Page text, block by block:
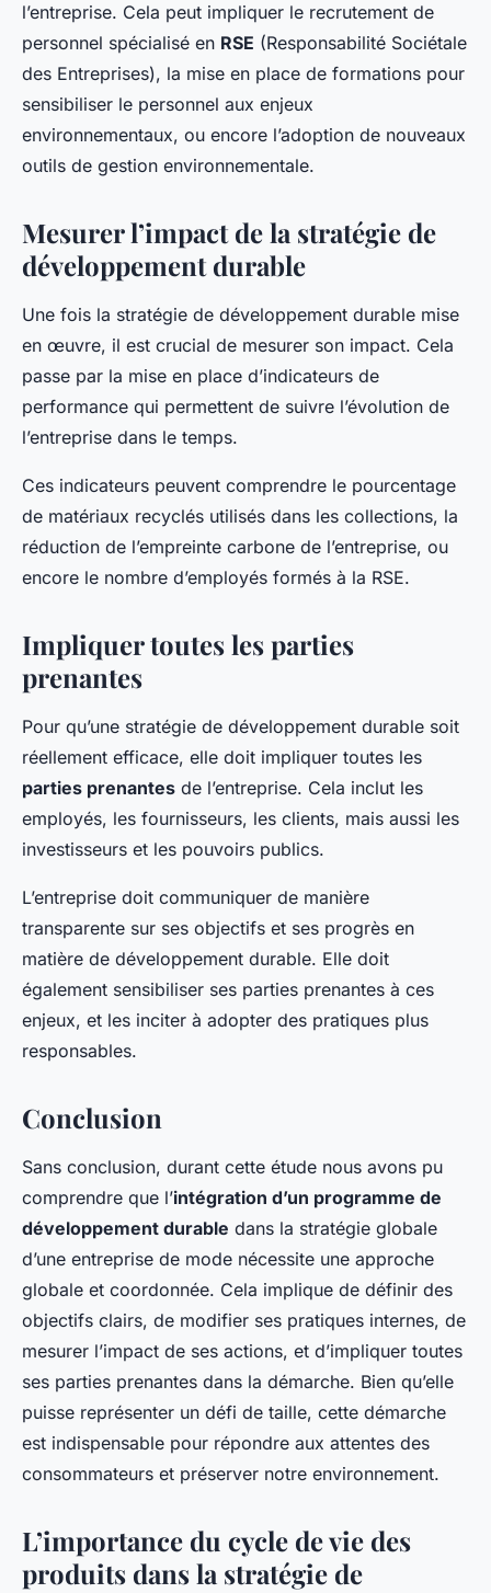
l’entreprise. Cela peut impliquer le recrutement de
personnel spécialisé en RSE (Responsabilité Sociétale
des Entreprises), la mise en place de formations pour
sensibiliser le personnel aux enjeux
environnementaux, ou encore l’adoption de nouveaux
outils de gestion environnementale.
Mesurer l’impact de la stratégie de
développement durable
Une fois la stratégie de développement durable mise
en œuvre, il est crucial de mesurer son impact. Cela
passe par la mise en place d’indicateurs de
performance qui permettent de suivre l’évolution de
l’entreprise dans le temps.
Ces indicateurs peuvent comprendre le pourcentage
de matériaux recyclés utilisés dans les collections, la
réduction de l’empreinte carbone de l’entreprise, ou
encore le nombre d’employés formés à la RSE.
Impliquer toutes les parties
prenantes
Pour qu’une stratégie de développement durable soit
réellement efficace, elle doit impliquer toutes les
parties prenantes de l’entreprise. Cela inclut les
employés, les fournisseurs, les clients, mais aussi les
investisseurs et les pouvoirs publics.
L’entreprise doit communiquer de manière
transparente sur ses objectifs et ses progrès en
matière de développement durable. Elle doit
également sensibiliser ses parties prenantes à ces
enjeux, et les inciter à adopter des pratiques plus
responsables.
Conclusion
Sans conclusion, durant cette étude nous avons pu
comprendre que l’intégration d’un programme de
développement durable dans la stratégie globale
d’une entreprise de mode nécessite une approche
globale et coordonnée. Cela implique de définir des
objectifs clairs, de modifier ses pratiques internes, de
mesurer l’impact de ses actions, et d’impliquer toutes
ses parties prenantes dans la démarche. Bien qu’elle
puisse représenter un défi de taille, cette démarche
est indispensable pour répondre aux attentes des
consommateurs et préserver notre environnement.
L’importance du cycle de vie des
produits dans la stratégie de